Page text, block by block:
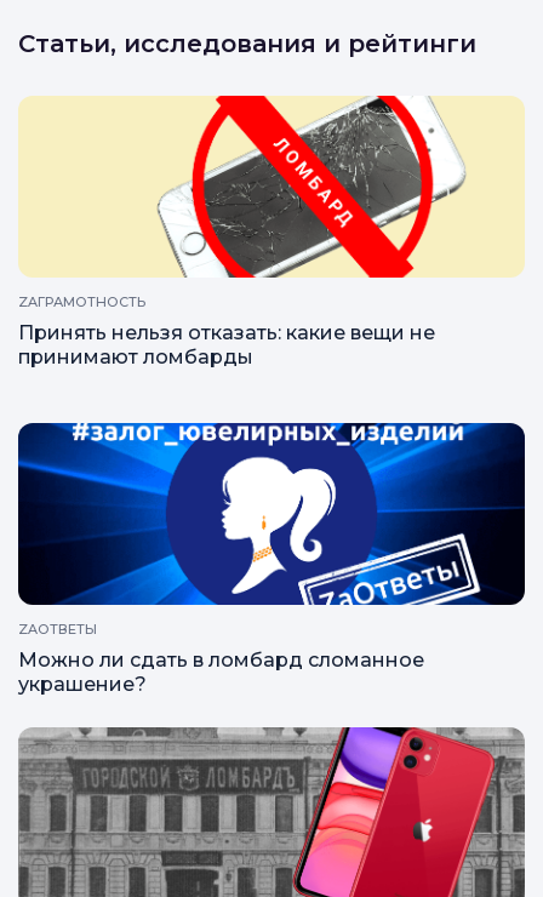
Статьи, исследования и рейтинги
ZAГРАМОТНОСТЬ
Принять нельзя отказать: какие вещи не
принимают ломбарды
ZAОТВЕТЫ
Можно ли сдать в ломбард сломанное
украшение?